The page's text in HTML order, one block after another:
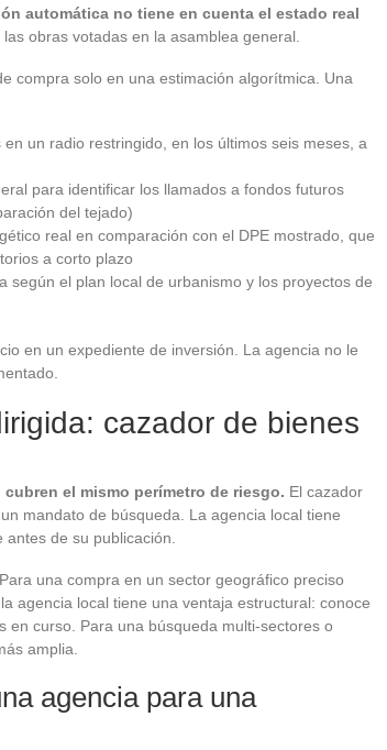
automática no tiene en cuenta el estado real
obras votadas en la asamblea general.
compra solo en una estimación algorítmica. Una
un radio restringido, en los últimos seis meses, a
para identificar los llamados a fondos futuros
del tejado)
real en comparación con el DPE mostrado, que
a corto plazo
según el plan local de urbanismo y los proyectos de
en un expediente de inversión. La agencia no le
cazador de bienes
el mismo perímetro de riesgo. El cazador
mandato de búsqueda. La agencia local tiene
de su publicación.
una compra en un sector geográfico preciso
agencia local tiene una ventaja estructural: conoce
en curso. Para una búsqueda multi-sectores o
amplia.
agencia para una